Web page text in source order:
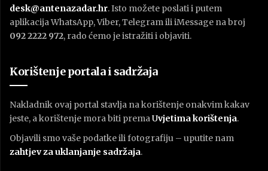
desk@antenazadar.hr. Isto možete poslati i putem
aplikacija WhatsApp, Viber, Telegram ili iMessage na broj
092 2222 972, rado ćemo je istražiti i objaviti.
Korištenje portala i sadržaja
Nakladnik ovaj portal stavlja na korištenje onakvim kakav
jeste, a korištenje mora biti premaUvjetima korištenja.
Objavili smo vaše podatke ili fotografiju – uputite nam
zahtjev za uklanjanje sadržaja.